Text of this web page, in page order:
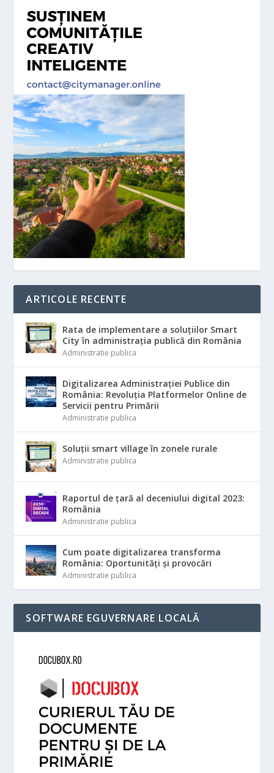
ARTICOLE RECENTE
Rata de implementare a soluțiilor Smart
City în administrația publică din România
Administratie publica
Digitalizarea Administrației Publice din
România: Revoluția Platformelor Online de
Servicii pentru Primării
Administratie publica
Soluții smart village în zonele rurale
Administratie publica
Raportul de țară al deceniului digital 2023:
România
Administratie publica
Cum poate digitalizarea transforma
România: Oportunități și provocări
Administratie publica
SOFTWARE EGUVERNARE LOCALĂ